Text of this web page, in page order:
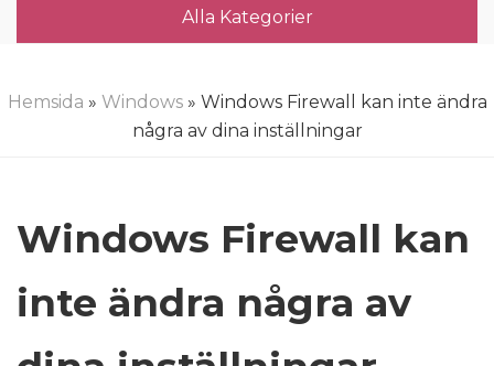
Alla Kategorier
Hemsida » Windows» Windows Firewall kan inte ändra
några av dina inställningar
Windows Firewall kan
inte ändra några av